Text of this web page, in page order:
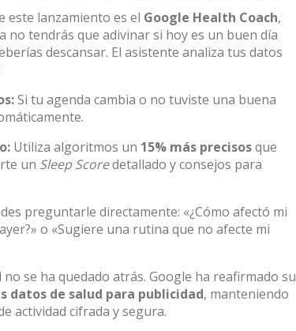
este lanzamiento es el Google Health Coach,
no tendrás que adivinar si hoy es un buen día
descansar. El asistente analiza tus datos
Si tu agenda cambia o no tuviste una buena
Utiliza algoritmos un 15% más precisosque
un Sleep Scoredetallado y consejos para
preguntarle directamente: «¿Cómo afectó mi
o «Sugiere una rutina que no afecte mi
no se ha quedado atrás. Google ha reafirmado su
datos de salud para publicidad, manteniendo
actividad cifrada y segura.